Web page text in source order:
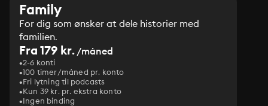
Family
For dig som ønsker at dele historier med
familien.
Fra 179 kr./måned
2-6 konti
100 timer/måned pr. konto
Fri lytning til podcasts
Kun 39 kr. pr. ekstra konto
Ingen binding